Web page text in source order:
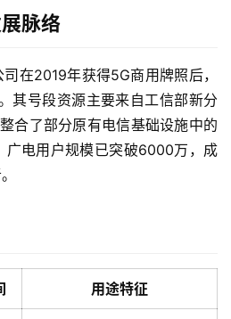
脉络
在2019年获得5G商用牌照后，
其号段资源主要来自工信部新分
合了部分原有电信基础设施中的
电用户规模已突破6000万，成
用途特征